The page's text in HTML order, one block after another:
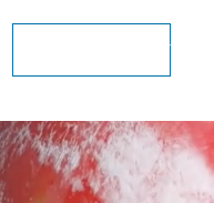
تنزيل قائمة تدقيق المناخ